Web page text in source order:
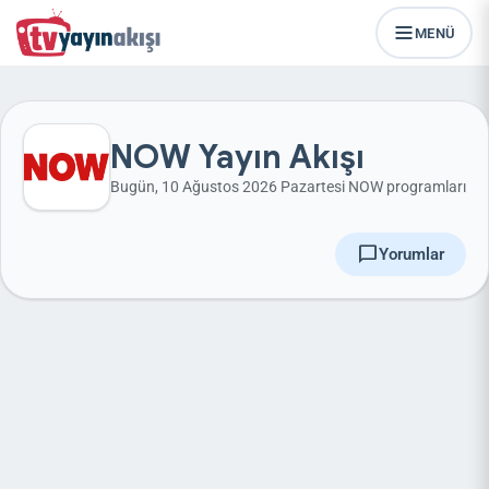
MENÜ
NOW Yayın Akışı
Bugün, 10 Ağustos 2026 Pazartesi NOW programları
chat_bubbleYorumlar